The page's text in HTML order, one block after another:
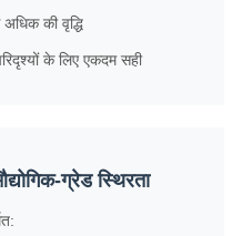
की वृद्धि
के लिए एकदम सही
ग्रेड स्थिरता